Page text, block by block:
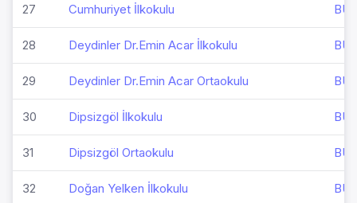
27 Cumhuriyet İlkokulu
28 Deydinler Dr.Emin Acar İlkokulu
29 Deydinler Dr.Emin Acar Ortaokulu
30 Dipsizgöl İlkokulu
31 Dipsizgöl Ortaokulu
32 Doğan Yelken İlkokulu